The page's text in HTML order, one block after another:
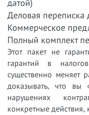
датой)
Деловая переписка
Коммерческое
Полный комплект
Этот пакет не
гарантий в
существенно меняет
доказывать, что
нарушениях
конкретные